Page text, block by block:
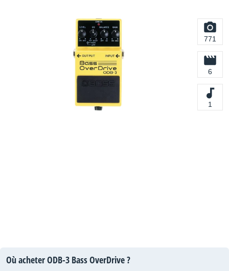
771
6
1
Où acheter ODB-3 Bass OverDrive ?